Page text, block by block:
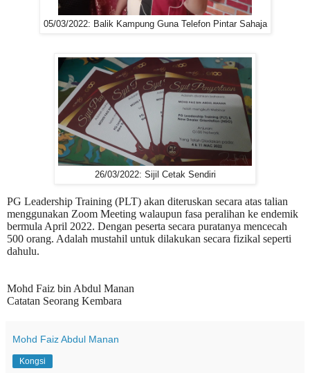
05/03/2022: Balik Kampung Guna Telefon Pintar Sahaja
26/03/2022: Sijil Cetak Sendiri
PG Leadership Training (PLT) akan diteruskan secara atas talian
menggunakan Zoom Meeting walaupun fasa peralihan ke endemik
bermula April 2022. Dengan peserta secara puratanya mencecah
500 orang. Adalah mustahil untuk dilakukan secara fizikal seperti
dahulu.
Mohd Faiz bin Abdul Manan
Catatan Seorang Kembara
Mohd Faiz Abdul Manan
Kongsi